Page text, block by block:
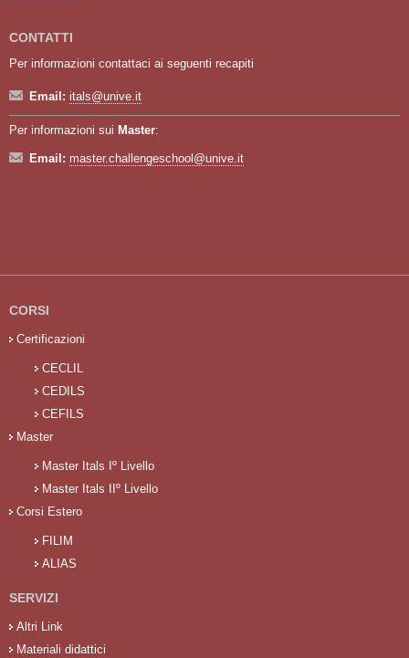
CONTATTI
Per informazioni contattaci ai seguenti recapiti
Email: itals@unive.it
Per informazioni sui Master:
Email: master.challengeschool@unive.it
CORSI
Certificazioni
CECLIL
CEDILS
CEFILS
Master
Master Itals Iº Livello
Master Itals IIº Livello
Corsi Estero
FILIM
ALIAS
SERVIZI
Altri Link
Materiali didattici